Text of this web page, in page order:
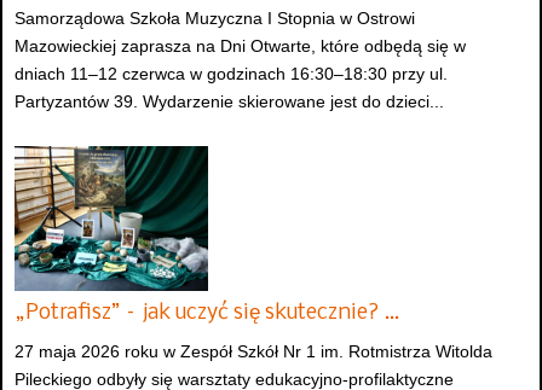
Samorządowa Szkoła Muzyczna I Stopnia w Ostrowi
Mazowieckiej zaprasza na Dni Otwarte, które odbędą się w
dniach 11–12 czerwca w godzinach 16:30–18:30 przy ul.
Partyzantów 39. Wydarzenie skierowane jest do dzieci...
„Potrafisz” – jak uczyć się skutecznie? …
27 maja 2026 roku w Zespół Szkół Nr 1 im. Rotmistrza Witolda
Pileckiego odbyły się warsztaty edukacyjno-profilaktyczne